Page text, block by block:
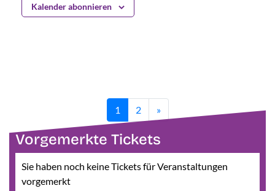
Kalender abonnieren
1 2 »
Vorgemerkte Tickets
Sie haben noch keine Tickets für Veranstaltungen
vorgemerkt